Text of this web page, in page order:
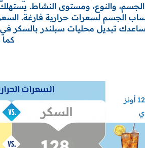
والنوع، ومستوى النشاط.
الجسم لسعرات حرارية فارغة.
تبديل محليات سبلندر بالسكر